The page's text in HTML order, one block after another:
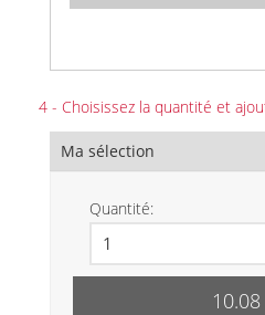
4 - Choisissez la quantité et
Ma sélection
Quantité: